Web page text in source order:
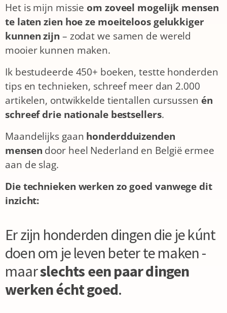
Het is mijn missie om zoveel mogelijk mensen
te laten zien hoe ze moeiteloos gelukkiger
kunnen zijn – zodat we samen de wereld
mooier kunnen maken.
Ik bestudeerde 450+ boeken, testte honderden
tips en technieken, schreef meer dan 2.000
artikelen, ontwikkelde tientallen cursussen én
schreef drie nationale bestsellers.
Maandelijks gaan honderdduizenden
mensen door heel Nederland en België ermee
aan de slag.
Die technieken werken zo goed vanwege dit
inzicht:
Er zijn honderden dingen die je kúnt
doen om je leven beter te maken -
maarslechts een paar dingen
werken écht goed.